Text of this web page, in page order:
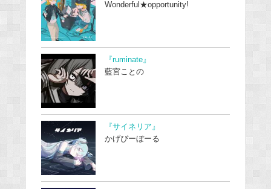
Wonderful★opportunity!
『ruminate』
藍宮ことの
『サイネリア』
かげぴーぼーる